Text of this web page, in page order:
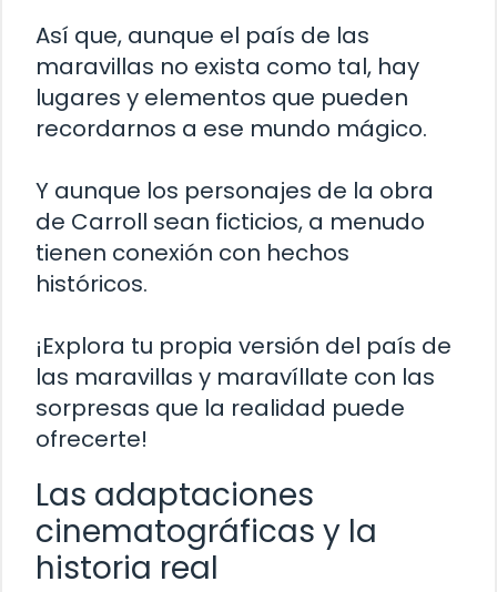
Así que, aunque el país de las
maravillas no exista como tal, hay
lugares y elementos que pueden
recordarnos a ese mundo mágico.
Y aunque los personajes de la obra
de Carroll sean ficticios, a menudo
tienen conexión con hechos
históricos.
¡Explora tu propia versión del país de
las maravillas y maravíllate con las
sorpresas que la realidad puede
ofrecerte!
Las adaptaciones
cinematográficas y la
historia real